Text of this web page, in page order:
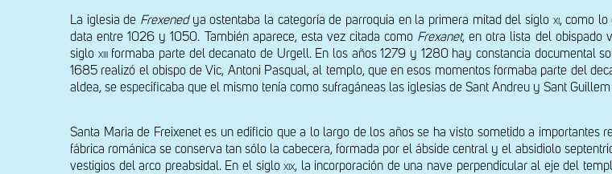
La iglesia de Frexened ya ostentaba la categoría de parroquia en la primera mitad del siglo xi, como lo
data entre 1026 y 1050. También aparece, esta vez citada como Frexanet, en otra lista del obispado
siglo xiii formaba parte del decanato de Urgell. En los años 1279 y 1280 hay constancia documental
1685 realizó el obispo de Vic, Antoni Pasqual, al templo, que en esos momentos formaba parte del
aldea, se especificaba que el mismo tenía como sufragáneas las iglesias de Sant Andreu y Sant
Santa Maria de Freixenet es un edificio que a lo largo de los años se ha visto sometido a importantes
fábrica románica se conserva tan sólo la cabecera, formada por el ábside central y el absidiolo
vestigios del arco preabsidal. En el siglo xix, la incorporación de una nave perpendicular al eje del